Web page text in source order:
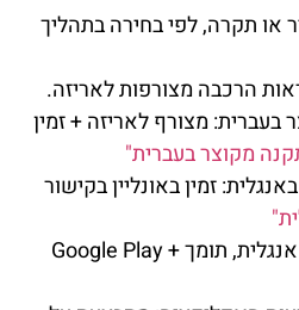
או תקרה, לפי בחירה בתהליך
הרכבה מצורפות לאריזה.
בעברית: מצורף לאריזה + זמין
מקוצר בעברית"
זמין באונליין בקישור
שפת האפליקציה: אנגלית, תומך Google Play +